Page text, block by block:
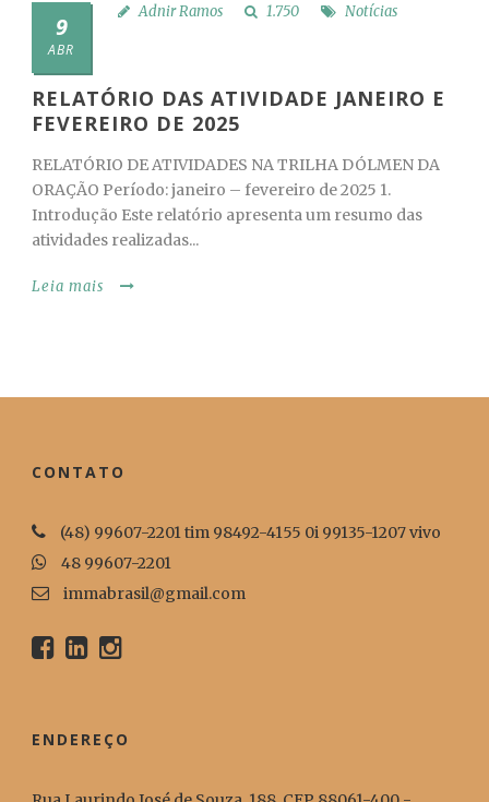
9
ABR
Adnir Ramos 1.750 Notícias
RELATÓRIO DAS ATIVIDADE JANEIRO E
FEVEREIRO DE 2025
RELATÓRIO DE ATIVIDADES NA TRILHA DÓLMEN DA
ORAÇÃO Período: janeiro – fevereiro de 2025 1.
Introdução Este relatório apresenta um resumo das
atividades realizadas...
Leia mais
CONTATO
(48) 99607-2201 tim 98492-4155 0i 99135-1207 vivo
48 99607-2201
immabrasil@gmail.com
ENDEREÇO